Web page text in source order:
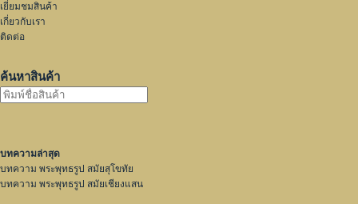
เยี่ยมชมสินค้า
เกี่ยวกับเรา
ติดต่อ
ค้นหาสินค้า
บทความล่าสุด
บทความ พระพุทธรูป สมัยสุโขทัย
บทความ พระพุทธรูป สมัยเชียงแสน